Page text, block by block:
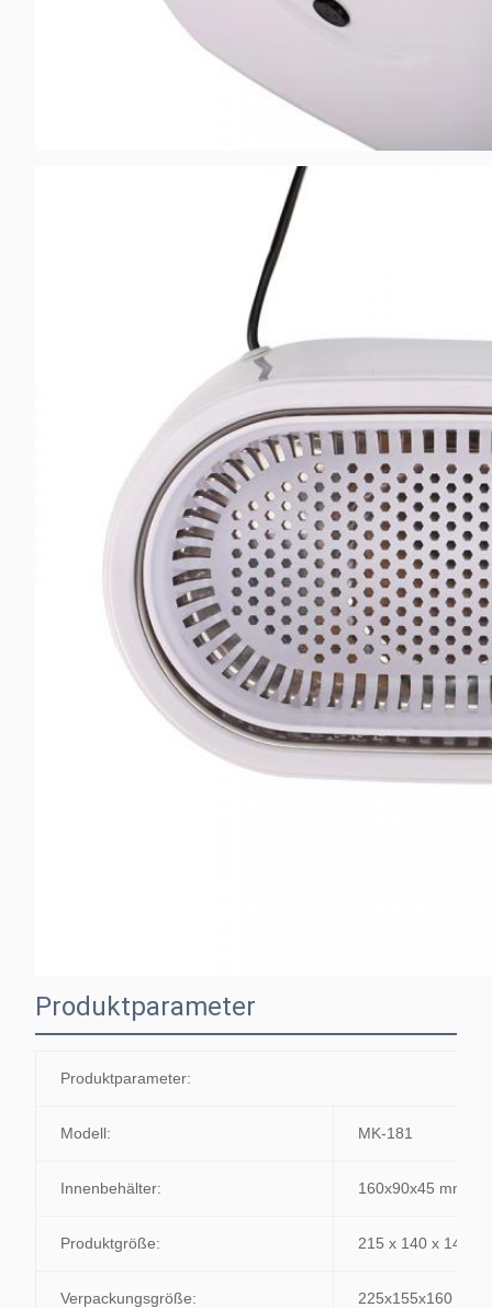
Produktparameter
Produktparameter:
Modell: MK-181
Innenbehälter: 160x90x45 mm
Produktgröße: 215 x 140 x 140
Verpackungsgröße: 225x155x160 mm